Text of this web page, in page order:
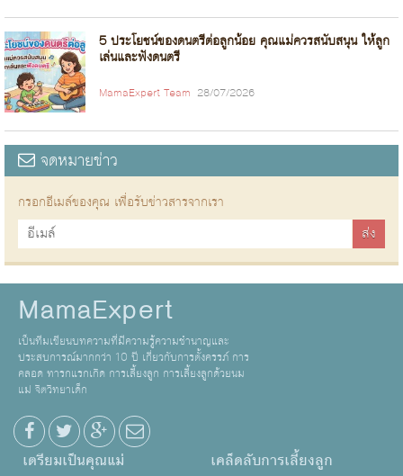
5 ประโยชน์ของดนตรีต่อลูกน้อย คุณแม่ควรสนับสนุน ให้ลูก
เล่นและฟังดนตรี
MamaExpert Team 28/07/2026
จดหมายข่าว
กรอกอีเมล์ของคุณ เพื่อรับข่าวสารจากเรา
MamaExpert
เป็นทีมเขียนบทความที่มีความรู้ความชำนาญและ
ประสบการณ์มากกว่า 10 ปี เกี่ยวกับการตั้งครรภ์ การ
คลอด ทารกแรกเกิด การเลี้ยงลูก การเลี้ยงลูกด้วยนม
แม่ จิตวิทยาเด็ก
เตรียมเป็นคุณแม่ เคล็ดลับการเลี้ยงลูก